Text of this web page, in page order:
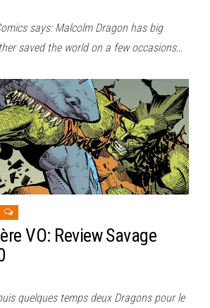
says: Malcolm Dragon has big
saved the world on a few occasions…
VO: Review Savage
quelques temps deux Dragons pour le